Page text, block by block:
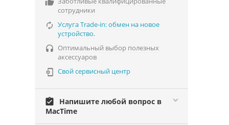

сотрудники
 Услуга Trade-in: обмен на новое
устройство.
 Оптимальный выбор полезных
аксессуаров
 Свой сервисный центр
assignment_turned_in
Напишите любой вопрос в
MacTime